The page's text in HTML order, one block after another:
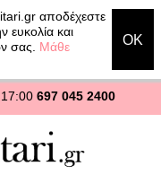
αποδέχεστε
ευκολία και
σας. Μάθε
OK
697 045 2400